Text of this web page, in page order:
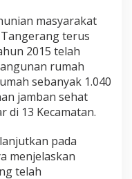
masyarakat
terus
2015 telah
rumah
sebanyak 1.040
jamban sehat
di 13 Kecamatan.
pada
menjelaskan
telah